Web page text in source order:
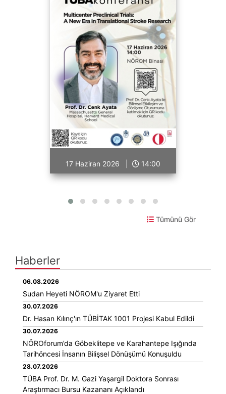
17 Haziran 2026 | 14:00
Tümünü Gör
Haberler
06.08.2026
Sudan Heyeti NÖROM'u Ziyaret Etti
30.07.2026
Dr. Hasan Kılınç'ın TÜBİTAK 1001 Projesi Kabul Edildi
30.07.2026
NÖROforum’da Göbeklitepe ve Karahantepe Işığında
Tarihöncesi İnsanın Bilişsel Dönüşümü Konuşuldu
28.07.2026
TÜBA Prof. Dr. M. Gazi Yaşargil Doktora Sonrası
Araştırmacı Bursu Kazananı Açıklandı